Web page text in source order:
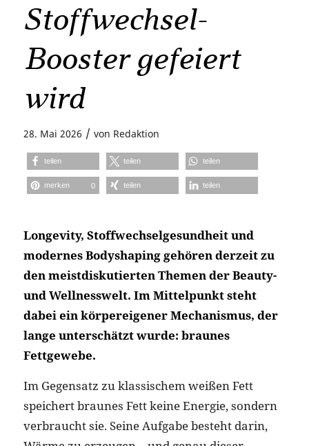
Stoffwechsel-
Booster gefeiert
wird
28. Mai 2026 / von Redaktion
teilen teilen teilen
merken 0 teilen teilen
Longevity, Stoffwechselgesundheit und
modernes Bodyshaping gehören derzeit zu
den meistdiskutierten Themen der Beauty-
und Wellnesswelt. Im Mittelpunkt steht
dabei ein körpereigener Mechanismus, der
lange unterschätzt wurde: braunes
Fettgewebe.
Im Gegensatz zu klassischem weißen Fett
speichert braunes Fett keine Energie, sondern
verbraucht sie. Seine Aufgabe besteht darin,